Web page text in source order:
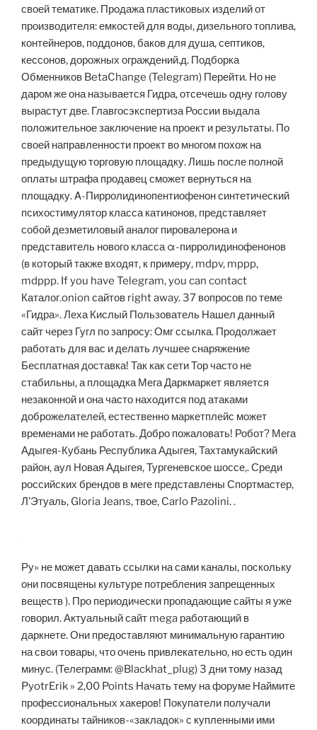
своей тематике. Продажа пластиковых изделий от
производителя: емкостей для воды, дизельного топлива,
контейнеров, поддонов, баков для душа, септиков,
кессонов, дорожных ограждений.д. Подборка
Обменников BetaChange (Telegram) Перейти. Но не
даром же она называется Гидра, отсечешь одну голову
вырастут две. Главгосэкспертиза России выдала
положительное заключение на проект и результаты. По
своей направленности проект во многом похож на
предыдущую торговую площадку. Лишь после полной
оплаты штрафа продавец сможет вернуться на
площадку. Α-Пирролидинопентиофенон синтетический
психостимулятор класса катинонов, представляет
собой дезметиловый аналог пировалерона и
представитель нового класса α-пирролидинофенонов
(в который также входят, к примеру, mdpv, mppp,
mdppp. If you have Telegram, you can contact
Каталог.onion сайтов right away. 37 вопросов по теме
«Гидра». Леха Кислый Пользователь Нашел данный
сайт через Гугл по запросу: Омг ссылка. Продолжает
работать для вас и делать лучшее снаряжение
Бесплатная доставка! Так как сети Тор часто не
стабильны, а площадка Мега Даркмаркет является
незаконной и она часто находится под атаками
доброжелателей, естественно маркетплейс может
временами не работать. Добро пожаловать! Робот? Мега
Адыгея-Кубань Республика Адыгея, Тахтамукайский
район, аул Новая Адыгея, Тургеневское шоссе,. Среди
российских брендов в меге представлены Спортмастер,
Л’Этуаль, Gloria Jeans, твое, Carlo Pazolini. .
Ру» не может давать ссылки на сами каналы, поскольку
они посвящены культуре потребления запрещенных
веществ ). Про периодически пропадающие сайты я уже
говорил. Актуальный сайт mega работающий в
даркнете. Они предоставляют минимальную гарантию
на свои товары, что очень привлекательно, но есть один
минус. (Телеграмм: @Blackhat_plug) 3 дни тому назад
PyotrErik » 2,00 Points Начать тему на форуме Наймите
профессиональных хакеров! Покупатели получали
координаты тайников-«закладок» с купленными ими